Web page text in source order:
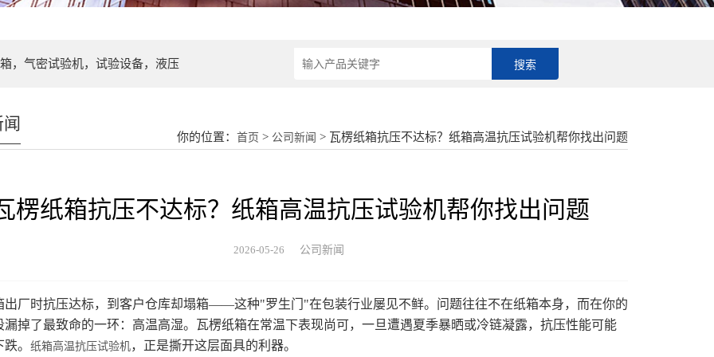
，气密试验机，试验设备，液压
你的位置：首页 > 公司新闻 > 瓦楞纸箱抗压不达标？纸箱高温抗压试验机帮你找出问题
楞纸箱抗压不达标？纸箱高温抗压试验机帮你找出问题
2026-05-26 公司新闻
时抗压达标，到客户仓库却塌箱——这种"罗生门"在包装行业屡见不鲜。问题往往不在纸箱本身，而在你的
漏掉了最致命的一环：高温高湿。瓦楞纸箱在常温下表现尚可，一旦遭遇夏季暴晒或冷链凝露，抗压性能可能
。 纸箱高温抗压试验机，正是撕开这层面具的利器。